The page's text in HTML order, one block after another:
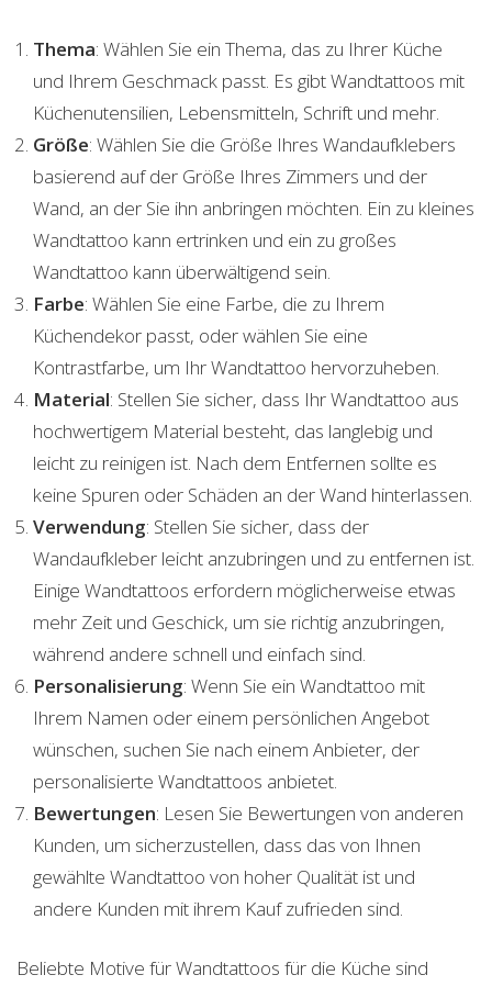
Thema: Wählen Sie ein Thema, das zu Ihrer Küche
und Ihrem Geschmack passt. Es gibt Wandtattoos mit
Küchenutensilien, Lebensmitteln, Schrift und mehr.
Größe: Wählen Sie die Größe Ihres Wandaufklebers
basierend auf der Größe Ihres Zimmers und der
Wand, an der Sie ihn anbringen möchten. Ein zu kleines
Wandtattoo kann ertrinken und ein zu großes
Wandtattoo kann überwältigend sein.
Farbe: Wählen Sie eine Farbe, die zu Ihrem
Küchendekor passt, oder wählen Sie eine
Kontrastfarbe, um Ihr Wandtattoo hervorzuheben.
Material: Stellen Sie sicher, dass Ihr Wandtattoo aus
hochwertigem Material besteht, das langlebig und
leicht zu reinigen ist. Nach dem Entfernen sollte es
keine Spuren oder Schäden an der Wand hinterlassen.
Verwendung: Stellen Sie sicher, dass der
Wandaufkleber leicht anzubringen und zu entfernen ist.
Einige Wandtattoos erfordern möglicherweise etwas
mehr Zeit und Geschick, um sie richtig anzubringen,
während andere schnell und einfach sind.
Personalisierung: Wenn Sie ein Wandtattoo mit
Ihrem Namen oder einem persönlichen Angebot
wünschen, suchen Sie nach einem Anbieter, der
personalisierte Wandtattoos anbietet.
Bewertungen: Lesen Sie Bewertungen von anderen
Kunden, um sicherzustellen, dass das von Ihnen
gewählte Wandtattoo von hoher Qualität ist und
andere Kunden mit ihrem Kauf zufrieden sind.
Beliebte Motive für Wandtattoos für die Küche sind